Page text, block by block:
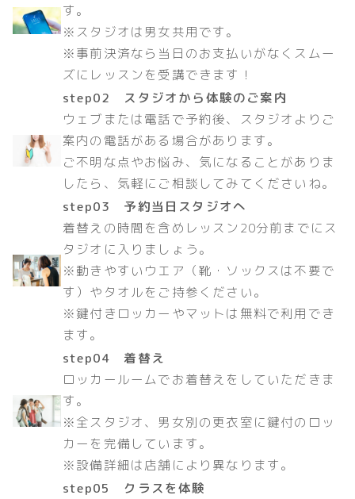
す。
※スタジオは男女共用です。
※事前決済なら当日のお支払いがなくスムー
ズにレッスンを受講できます！
step02 スタジオから体験のご案内
ウェブまたは電話で予約後、スタジオよりご
案内の電話がある場合があります。
ご不明な点やお悩み、気になることがありま
したら、気軽にご相談してみてくださいね。
step03 予約当日スタジオへ
着替えの時間を含めレッスン20分前までにス
タジオに入りましょう。
※動きやすいウエア（靴・ソックスは不要で
す）やタオルをご持参ください。
※鍵付きロッカーやマットは無料で利用でき
ます。
step04 着替え
ロッカールームでお着替えをしていただきま
す。
※全スタジオ、男女別の更衣室に鍵付のロッ
カーを完備しています。
※設備詳細は店舗により異なります。
step05 クラスを体験